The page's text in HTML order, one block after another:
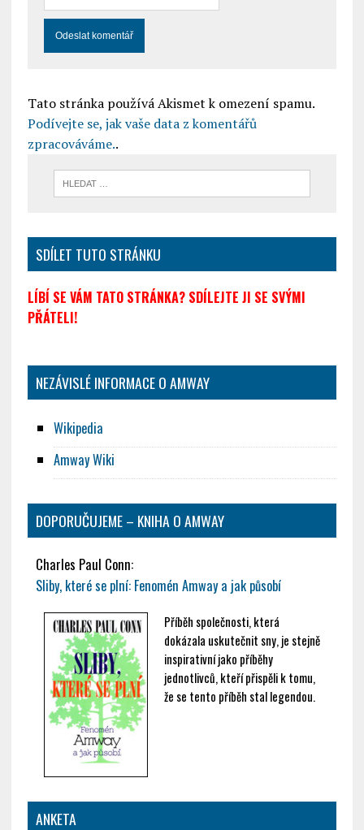
Tato stránka používá Akismet k omezení spamu.
Podívejte se, jak vaše data z komentářů
zpracováváme..
SDÍLET TUTO STRÁNKU
LÍBÍ SE VÁM TATO STRÁNKA? SDÍLEJTE JI SE SVÝMI
PŘÁTELI!
NEZÁVISLÉ INFORMACE O AMWAY
Wikipedia
Amway Wiki
DOPORUČUJEME – KNIHA O AMWAY
Charles Paul Conn:
Sliby, které se plní: Fenomén Amway a jak působí
Příběh společnosti, která
dokázala uskutečnit sny, je stejně
inspirativní jako příběhy
jednotlivců, kteří přispěli k tomu,
že se tento příběh stal legendou.
ANKETA